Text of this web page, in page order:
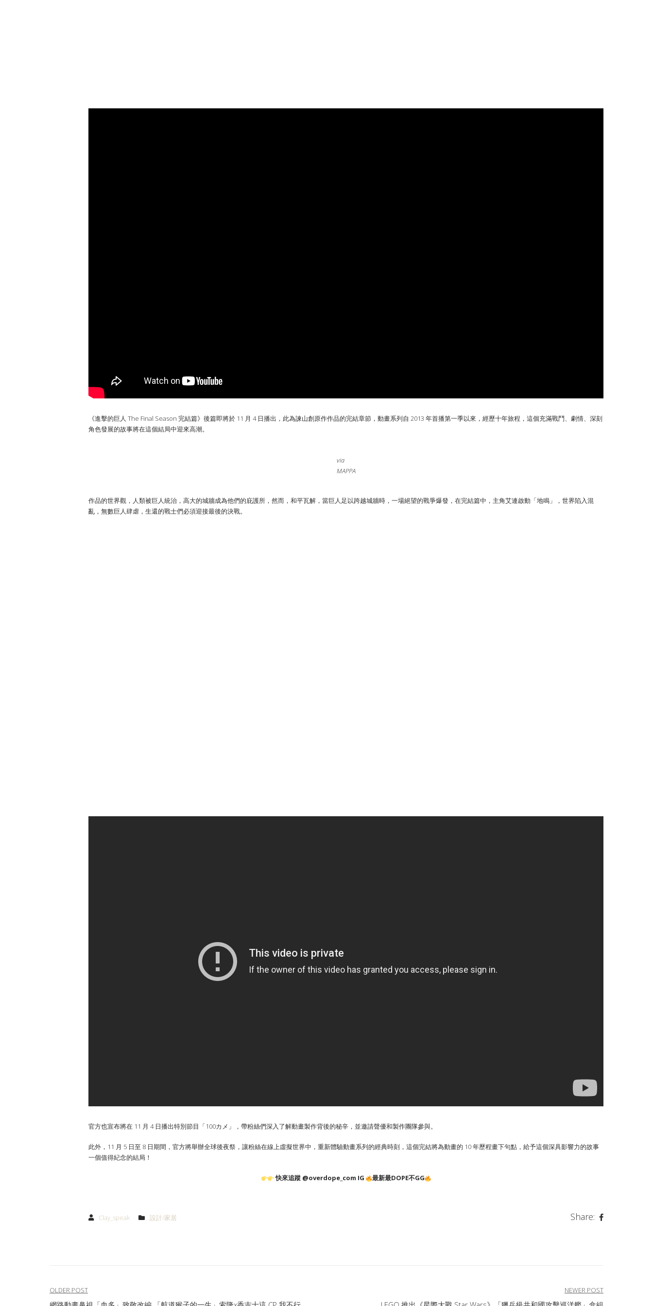
《進擊的巨人 The Final Season 完結篇》後篇即將於 11 月 4 日播出，此為諫山創原作作品的完結章節，動畫系列自 2013 年首播第一季以來，經歷十年旅程，這個充滿戰鬥、劇情、深刻
角色發展的故事將在這個結局中迎來高潮。
via
MAPPA
作品的世界觀，人類被巨人統治，高大的城牆成為他們的庇護所，然而，和平瓦解，當巨人足以跨越城牆時，一場絕望的戰爭爆發，在完結篇中，主角艾連啟動「地鳴」，世界陷入混
亂，無數巨人肆虐，生還的戰士們必須迎接最後的決戰。
官方也宣布將在 11 月 4 日播出特別節目「100カメ」，帶粉絲們深入了解動畫製作背後的秘辛，並邀請聲優和製作團隊參與。
此外，11 月 5 日至 8 日期間，官方將舉辦全球後夜祭，讓粉絲在線上虛擬世界中，重新體驗動畫系列的經典時刻，這個完結將為動畫的 10 年歷程畫下句點，給予這個深具影響力的故事
一個值得紀念的結局！
快來追蹤 @overdope_com IG 最新最DOPE不GG
Clay_speak 設計/家居 Share:
文
OLDER POST NEWER POST